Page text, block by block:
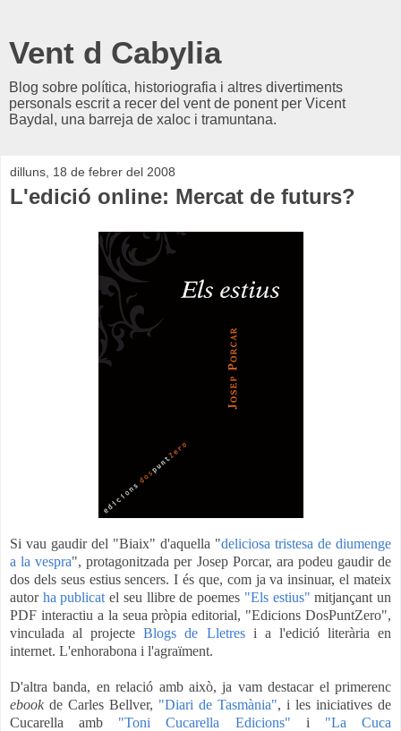
Vent d Cabylia
Blog sobre política, historiografia i altres divertiments
personals escrit a recer del vent de ponent per Vicent
Baydal, una barreja de xaloc i tramuntana.
dilluns, 18 de febrer del 2008
L'edició online: Mercat de futurs?
Si vau gaudir del "Biaix" d'aquella "deliciosa tristesa de diumenge
a la vespra", protagonitzada per Josep Porcar, ara podeu gaudir de
dos dels seus estius sencers. I és que, com ja va insinuar, el mateix
autor ha publicat el seu llibre de poemes "Els estius" mitjançant un
PDF interactiu a la seua pròpia editorial, "Edicions DosPuntZero",
vinculada al projecteBlogs de Lletresi a l'edició literària en
internet. L'enhorabona i l'agraïment.
D'altra banda, en relació amb això, ja vam destacar el primerenc
ebook de Carles Bellver, "Diari de Tasmània", i les iniciatives de
Cucarella amb "Toni Cucarella Edicions" i "La Cuca